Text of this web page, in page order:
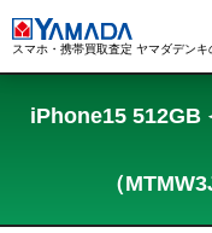
スマホ・携帯買取査定 ヤマダデン
iPhone15 512GB
（